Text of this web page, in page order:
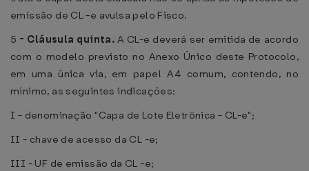
emissão de CL -e avulsa pelo Fisco.
5 - Cláusula quinta. A CL-e deverá ser emitida de acordo
com o modelo previsto no Anexo Único deste Protocolo,
em uma única via, em papel A4 comum, contendo, no
mínimo, as seguintes indicações:
I - denominação "Capa de Lote Eletrônica - CL-e";
II - chave de acesso da CL -e;
III - UF de emissão da CL -e;